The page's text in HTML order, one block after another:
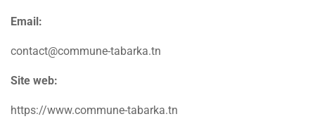
Email:
contact@commune-tabarka.tn
Site web:
https://www.commune-tabarka.tn